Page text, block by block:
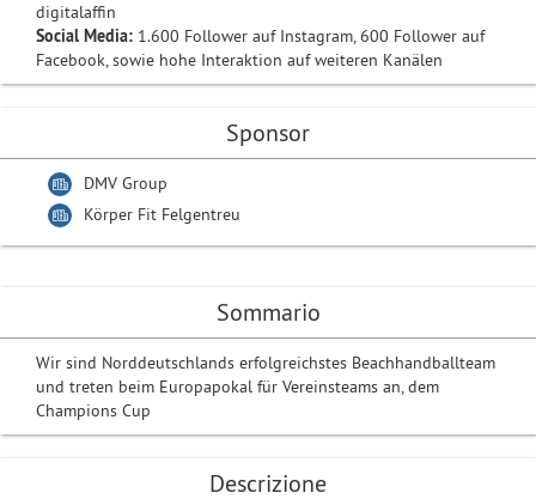
Sommario
Wir sind Norddeutschlands erfolgreichstes Beachhandballteam
und treten beim Europapokal für Vereinsteams an, dem
Champions Cup
Descrizione
digitalaffin
Social Media: 1.600 Follower auf Instagram, 600 Follower auf
Facebook, sowie hohe Interaktion auf weiteren Kanälen
Sponsor
DMV Group
Körper Fit Felgentreu